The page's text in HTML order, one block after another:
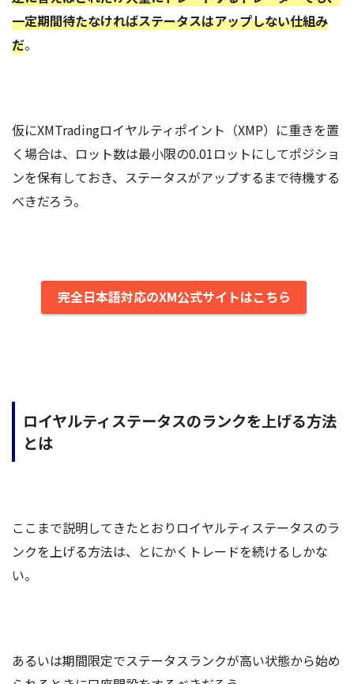
一定期間待たなければステータスはアップしない仕組み
だ。
仮にXMTradingロイヤルティポイント（XMP）に重きを置
く場合は、ロット数は最小限の0.01ロットにしてポジショ
ンを保有しておき、ステータスがアップするまで待機する
べきだろう。
完全日本語対応のXM公式サイトはこちら
ロイヤルティステータスのランクを上げる方法
とは
ここまで説明してきたとおりロイヤルティステータスのラ
ンクを上げる方法は、とにかくトレードを続けるしかな
い。
あるいは期間限定でステータスランクが高い状態から始め